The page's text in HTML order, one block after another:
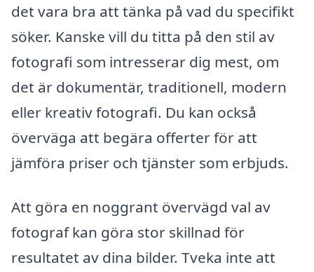
det vara bra att tänka på vad du specifikt
söker. Kanske vill du titta på den stil av
fotografi som intresserar dig mest, om
det är dokumentär, traditionell, modern
eller kreativ fotografi. Du kan också
överväga att begära offerter för att
jämföra priser och tjänster som erbjuds.
Att göra en noggrant övervägd val av
fotograf kan göra stor skillnad för
resultatet av dina bilder. Tveka inte att